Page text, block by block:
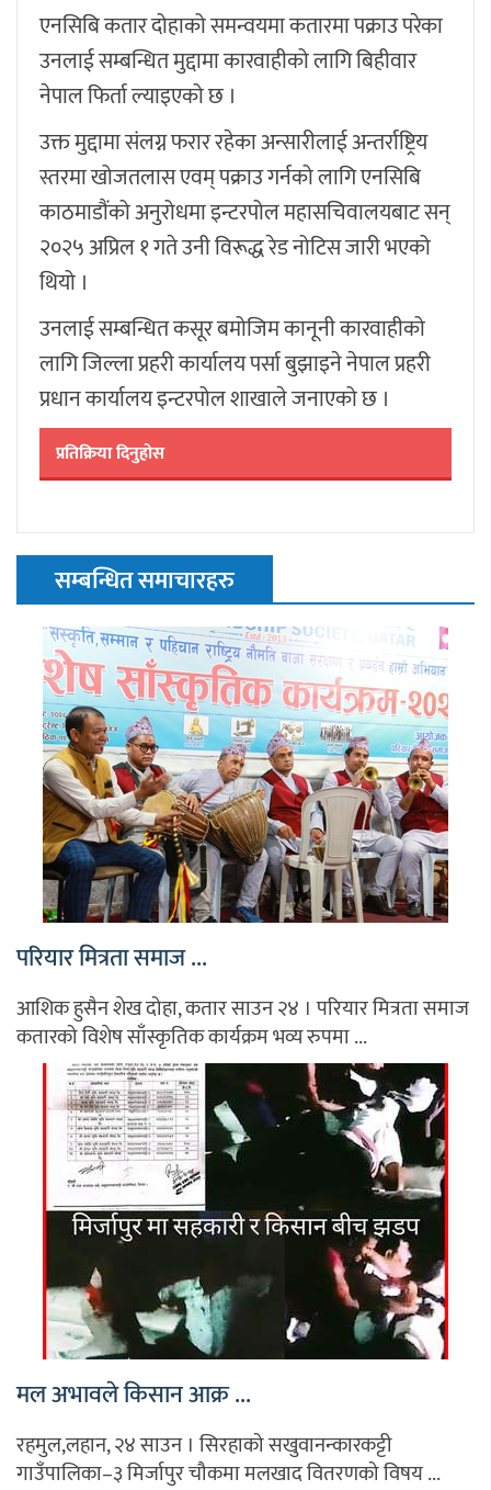
एनसिबि कतार दोहाको समन्वयमा कतारमा पक्राउ परेका
उनलाई सम्बन्धित मुद्दामा कारवाहीको लागि बिहीवार
नेपाल फिर्ता ल्याइएको छ ।
उक्त मुद्दामा संलग्न फरार रहेका अन्सारीलाई अन्तर्राष्ट्रिय
स्तरमा खोजतलास एवम् पक्राउ गर्नको लागि एनसिबि
काठमाडौंको अनुरोधमा इन्टरपोल महासचिवालयबाट सन्
२०२५ अप्रिल १ गते उनी विरूद्ध रेड नोटिस जारी भएको
थियो ।
उनलाई सम्बन्धित कसूर बमोजिम कानूनी कारवाहीको
लागि जिल्ला प्रहरी कार्यालय पर्सा बुझाइने नेपाल प्रहरी
प्रधान कार्यालय इन्टरपोल शाखाले जनाएको छ ।
प्रतिक्रिया दिनुहोस
सम्बन्धित समाचारहरु
परियार मित्रता समाज ...
आशिक हुसैन शेख दोहा, कतार साउन २४ । परियार मित्रता समाज
कतारको विशेष साँस्कृतिक कार्यक्रम भव्य रुपमा ...
मल अभावले किसान आक्र ...
रहमुल,लहान, २४ साउन । सिरहाको सखुवानन्कारकट्टी
गाउँपालिका–३ मिर्जापुर चौकमा मलखाद वितरणको विषय ...